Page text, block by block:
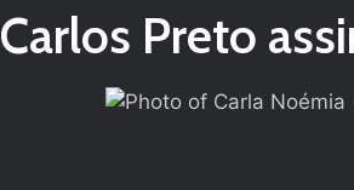
Carlos Preto